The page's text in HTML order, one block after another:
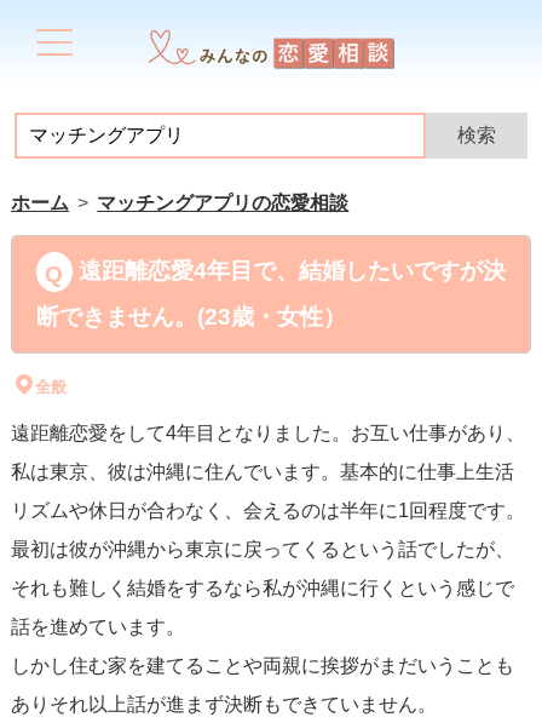
ホーム マッチングアプリの恋愛相談
遠距離恋愛4年目で、結婚したいですが決
断できません。(23歳・女性）
全般
遠距離恋愛をして4年目となりました。お互い仕事があり、
私は東京、彼は沖縄に住んでいます。基本的に仕事上生活
リズムや休日が合わなく、会えるのは半年に1回程度です。
最初は彼が沖縄から東京に戻ってくるという話でしたが、
それも難しく結婚をするなら私が沖縄に行くという感じで
話を進めています。
しかし住む家を建てることや両親に挨拶がまだいうことも
ありそれ以上話が進まず決断もできていません。